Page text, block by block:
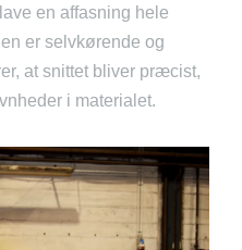
en affasning hele
er selvkørende og
at snittet bliver præcist,
i materialet.